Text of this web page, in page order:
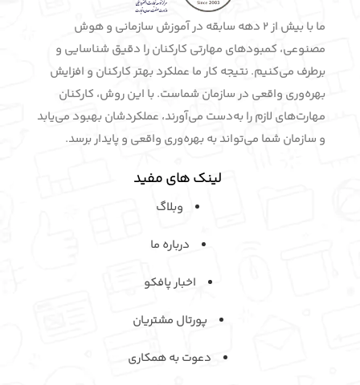
ما با بیش از 2 دهه سابقه در آموزش سازمانی و هوش
مصنوعی، کمبودهای مهارتی کارکنان را دقیق شناسایی و
برطرف می‌کنیم. نتیجه کار ما عملکرد بهتر کارکنان و افزایش
بهره‌وری واقعی در سازمان شماست. با این روش، کارکنان
مهارت‌های لازم را به‌دست می‌آورند، عملکردشان بهبود می‌یابد
و سازمان شما می‌تواند به بهره‌وری واقعی و پایدار برسد.
لینک های مفید
وبلاگ
درباره ما
اخبار پافکو
پورتال مشتریان
دعوت به همکاری